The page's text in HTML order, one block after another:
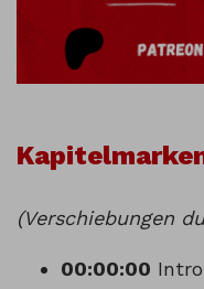
(Verschiebungen
00:00:00 Intro